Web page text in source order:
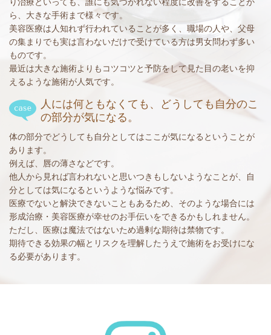
ら、大きな手術まで様々です。
美容医療は人知れず行われていることが多く、職場の人や、父母
の集まりでも実は言わないだけで受けている方は男女問わず多い
ものです。
最近は大きな施術よりもコツコツと予防をして見た目の老いを抑
えるような施術が人気です。
人には何ともなくても、どうしても自分のこ
の部分が気になる。
体の部分でどうしても自分としてはここが気になるということが
あります。
例えば、唇の薄さなどです。
他人から見れば言われないと思いつきもしないようなことが、自
分としては気になるというような悩みです。
医療でないと解決できないこともあるため、そのような場合には
形成治療・美容医療が幸せのお手伝いをできるかもしれません。
ただし、医療は魔法ではないため過剰な期待は禁物です。
期待できる効果の幅とリスクを理解したうえで施術をお受けにな
る必要があります。